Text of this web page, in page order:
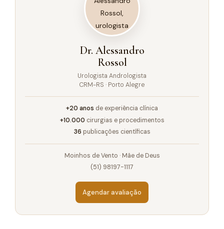
Dr. Alessandro
Rossol
Urologista Andrologista
CRM-RS · Porto Alegre
+20 anos de experiência clínica
+10.000 cirurgias e procedimentos
36 publicações científicas
Moinhos de Vento · Mãe de Deus
(51) 98197-1117
Agendar avaliação